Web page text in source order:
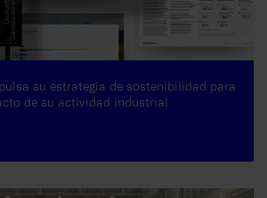
su estrategia de sostenibilidad para
de su actividad industrial